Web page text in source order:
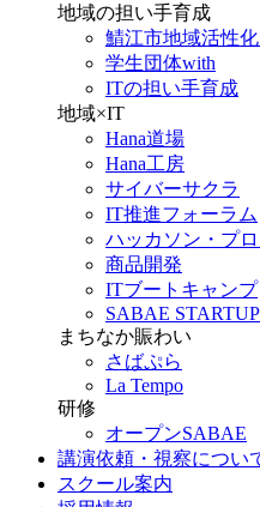
地域の担い手育成
鯖江市地域活性
学生団体with
ITの担い手育成
地域×IT
Hana道場
Hana工房
サイバーサクラ
IT推進フォーラム
ハッカソン・プ
商品開発
ITブートキャンプ
SABAE
まちなか賑わい
さばぷら
La Tempo
研修
オープンSABAE
講演依頼・視察につい
スクール案内